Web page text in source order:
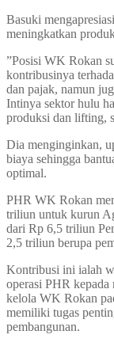
Basuki
meningkatkan
”Posisi WK Rokan
kontribusinya
dan pajak, namun
Intinya sektor hulu
produksi dan lifting,
Dia menginginkan,
biaya sehingga
optimal.
PHR WK Rokan
triliun untuk kurun
dari Rp 6,5 triliun
2,5 triliun berupa
Kontribusi ini ialah
operasi PHR kepada
kelola WK Rokan
memiliki tugas
pembangunan.